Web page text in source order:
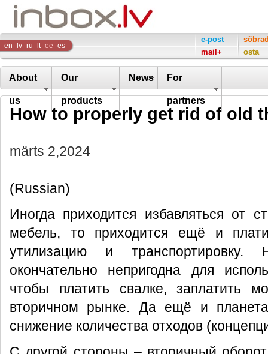
Inbox
Company
en lv ru lt ee es
e-post
mail+
osta
About
us
Our
products
News For
partners
How to properly get rid of old
märts 2,2024
(Russian)
Иногда приходится избавляться от
мебель, то приходится ещё и
утилизацию и
окончательно непригодна для
чтобы платить свалке, заплатить
вторичном рынке. Да ещё и
снижение количества отходов